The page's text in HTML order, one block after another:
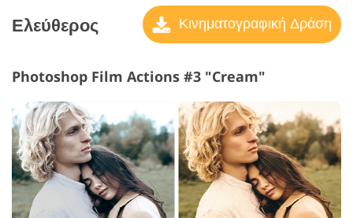
Ελεύθερος Κινηματογραφική Δράση
Photoshop Film Actions #3 "Cream"